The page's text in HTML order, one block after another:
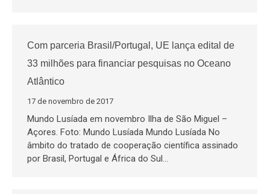
Com parceria Brasil/Portugal, UE lança edital de
33 milhões para financiar pesquisas no Oceano
Atlântico
17 de novembro de 2017
Mundo Lusíada em novembro Ilha de São Miguel –
Açores. Foto: Mundo Lusíada Mundo Lusíada No
âmbito do tratado de cooperação científica assinado
por Brasil, Portugal e África do Sul…